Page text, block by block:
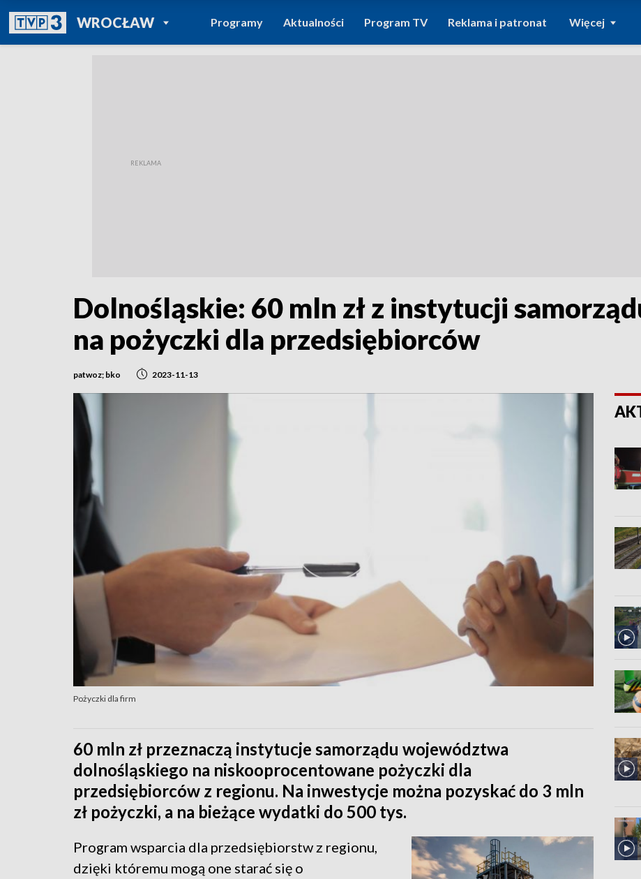
WROCŁAWPOWRÓT DO
TVP REGIONY
Programy Aktualności Program TV Reklama i patronat Więcej
Dolnośląskie: 60 mln zł z instytucji
na pożyczki dla przedsiębiorców
patwoz; bko 2023-11-13
Pożyczki dla firm
60 mln zł przeznaczą instytucje samorządu województwa
dolnośląskiego na niskooprocentowane pożyczki dla
przedsiębiorców z regionu. Na inwestycje można pozyskać do 3 mln
zł pożyczki, a na bieżące wydatki do 500 tys.
Program wsparcia dla przedsiębiorstw z regionu,
dzięki któremu mogą one starać się o